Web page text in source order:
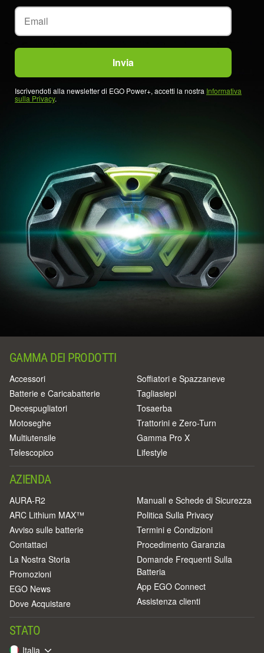
Iscrivendoti alla newsletter di EGO Power+, accetti la nostra Informativa
sulla Privacy.
GAMMA DEI PRODOTTI
Accessori
Batterie e Caricabatterie
Decespugliatori
Motoseghe
Multiutensile
Telescopico
Soffiatori e Spazzaneve
Tagliasiepi
Tosaerba
Trattorini e Zero-Turn
Gamma Pro X
Lifestyle
AZIENDA
AURA-R2
ARC Lithium MAX™
Avviso sulle batterie
Contattaci
La Nostra Storia
Promozioni
EGO News
Dove Acquistare
Manuali e Schede di Sicurezza
Politica Sulla Privacy
Termini e Condizioni
Procedimento Garanzia
Domande Frequenti Sulla
Batteria
App EGO Connect
Assistenza clienti
STATO
Italia